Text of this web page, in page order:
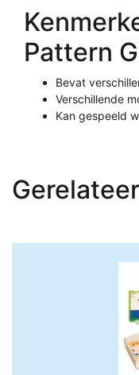
Pattern
Bevat
Verschillende
Kan gespeeld